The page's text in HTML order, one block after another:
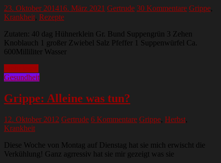
23. Oktober 201416. März 2021 Gertrude 30 Kommentare Grippe,
Krankheit, Rezepte
Zutaten: 40 dag Hühnerklein Gr. Bund Suppengrün 3 Zehen
Knoblauch 1 großer Zwiebel Salz Pfeffer 1 Suppenwürfel Ca.
600Milliliter Wasser
Gesundheit
Grippe: Alleine was tun?
12. Oktober 2012 Gertrude 6 Kommentare Grippe, Herbst,
Krankheit
Diese Woche von Montag auf Dienstag hat sie mich erwischt die
Verkühlung! Ganz agrressiv hat sie mir gezeigt was sie